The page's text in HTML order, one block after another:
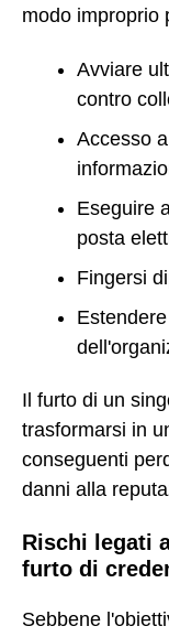
modo improprio
Avviare
contro
Accesso
Eseguire
posta
Fingersi
Il furto di un
trasformarsi in
conseguenti
danni alla
Rischi legati
furto di
Sebbene